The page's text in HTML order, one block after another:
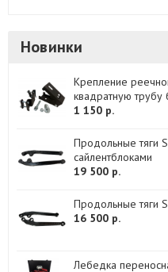
Новинки
Крепление
квадратную трубу
1 150 р.
Продольные тяги
сайлентблоками
19 500 р.
Продольные тяги
16 500 р.
Лебедка